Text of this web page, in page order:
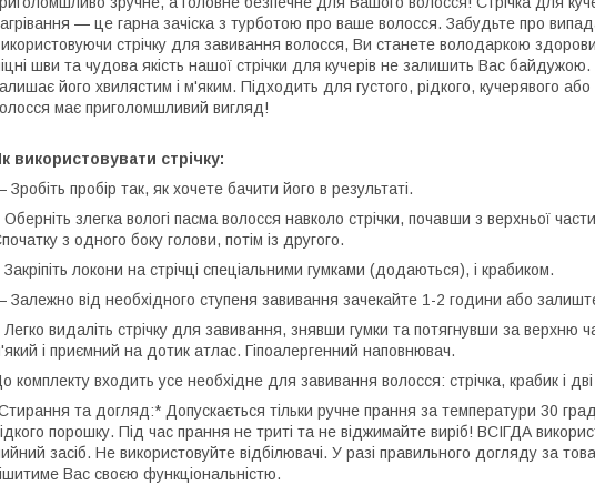
— це гарна зачіска з турботою про ваше волосся. Забудьте про
стрічку для завивання волосся, Ви станете володаркою
шви та чудова якість нашої стрічки для кучерів не залишить Вас
його хвилястим і м'яким. Підходить для густого, рідкого, кучерявого
має приголомшливий вигляд!
використовувати стрічку:
Зробіть пробір так, як хочете бачити його в результаті.
Оберніть злегка вологі пасма волосся навколо стрічки, почавши з верхньої
з одного боку голови, потім із другого.
Закріпіть локони на стрічці спеціальними гумками (додаються), і крабиком.
Залежно від необхідного ступеня завивання зачекайте 1-2 години або
Легко видаліть стрічку для завивання, знявши гумки та потягнувши за верхню
і приємний на дотик атлас. Гіпоалергенний наповнювач.
комплекту входить усе необхідне для завивання волосся: стрічка, крабик і дві
та догляд:* Допускається тільки ручне прання за температури 30
порошку. Під час прання не триті та не віджимайте виріб! ВСІГДА
засіб. Не використовуйте відбілювачі. У разі правильного догляду за
Вас своєю функціональністю.